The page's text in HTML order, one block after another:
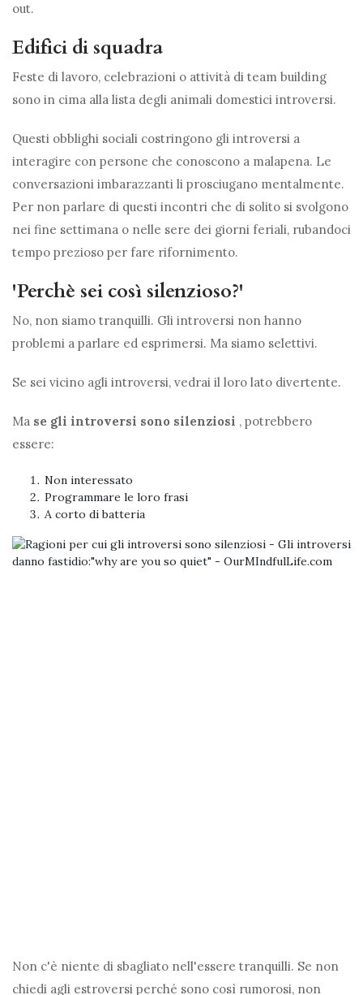
out.
Edifici di squadra
Feste di lavoro, celebrazioni o attività di team building
sono in cima alla lista degli animali domestici introversi.
Questi obblighi sociali costringono gli introversi a
interagire con persone che conoscono a malapena. Le
conversazioni imbarazzanti li prosciugano mentalmente.
Per non parlare di questi incontri che di solito si svolgono
nei fine settimana o nelle sere dei giorni feriali, rubandoci
tempo prezioso per fare rifornimento.
'Perchè sei così silenzioso?'
No, non siamo tranquilli. Gli introversi non hanno
problemi a parlare ed esprimersi. Ma siamo selettivi.
Se sei vicino agli introversi, vedrai il loro lato divertente.
Ma se gli introversi sono silenziosi , potrebbero
essere:
Non interessato
Programmare le loro frasi
A corto di batteria
Non c'è niente di sbagliato nell'essere tranquilli. Se non
chiedi agli estroversi perché sono così rumorosi, non